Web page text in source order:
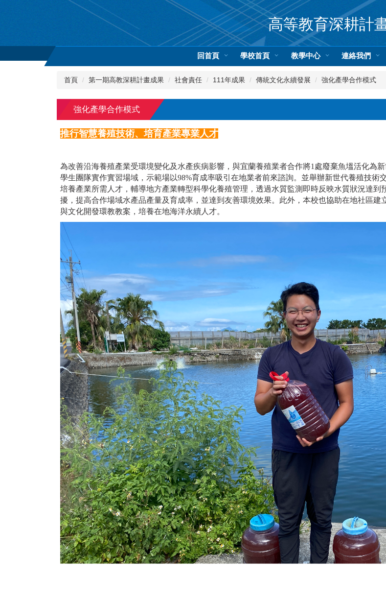
內
高等教育深耕計
回首頁 學校首頁 教學中心 連絡我們
首頁 第一期高教深耕計畫成果 社會責任 111年成果 傳統文化永續發展 強化產學合作模式
強化產學合作模式
推行智慧養殖技術、培育產業專業人才
為改善沿海養殖產業受環境變化及水產疾病影響，與宜蘭養殖業者合作將1處廢棄魚塭活化為
學生團隊實作實習場域，示範場以98%育成率吸引在地業者前來諮詢。並舉辦新世代養殖技
培養產業所需人才，輔導地方產業轉型科學化養殖管理，透過水質監測即時反映水質狀況達
擾，提高合作場域水產品產量及育成率，並達到友善環境效果。此外，本校也協助在地社區
與文化開發環教教案，培養在地海洋永續人才。